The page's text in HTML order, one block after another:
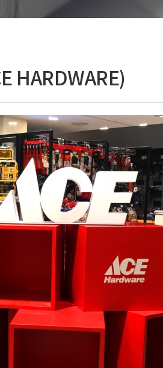
HARDWARE)